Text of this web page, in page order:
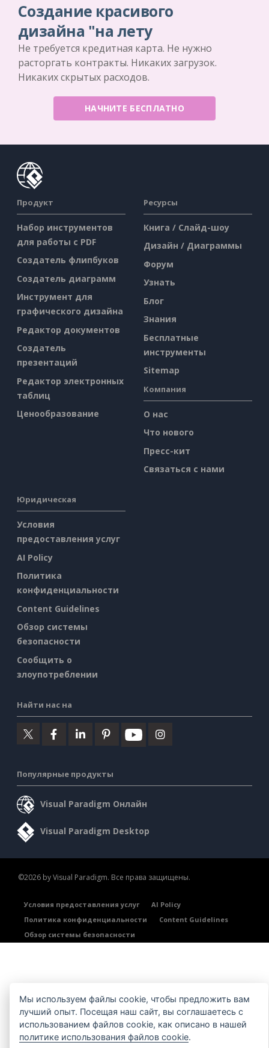
Создание красивого
дизайна "на лету
Не требуется кредитная карта. Не нужно
расторгать контракты. Никаких загрузок.
Никаких скрытых расходов.
НАЧНИТЕ БЕСПЛАТНО
Продукт
Набор инструментов
для работы с PDF
Создатель флипбуков
Создатель диаграмм
Инструмент для
графического дизайна
Редактор документов
Создатель
презентаций
Редактор электронных
таблиц
Ценообразование
Ресурсы
Книга / Слайд-шоу
Дизайн / Диаграммы
Форум
Узнать
Блог
Знания
Бесплатные
инструменты
Sitemap
Компания
О нас
Что нового
Пресс-кит
Связаться с нами
Юридическая
Условия
предоставления услуг
AI Policy
Политика
конфиденциальности
Content Guidelines
Обзор системы
безопасности
Сообщить о
злоупотреблении
Найти нас на
Популярные продукты
Visual Paradigm Онлайн
Visual Paradigm Desktop
©2026 by Visual Paradigm. Все права защищены.
Условия предоставления услуг
AI Policy
Политика конфиденциальности
Content Guidelines
Обзор системы безопасности
Мы используем файлы cookie, чтобы предложить вам
лучший опыт. Посещая наш сайт, вы соглашаетесь с
использованием файлов cookie, как описано в нашей
политике использования файлов cookie.